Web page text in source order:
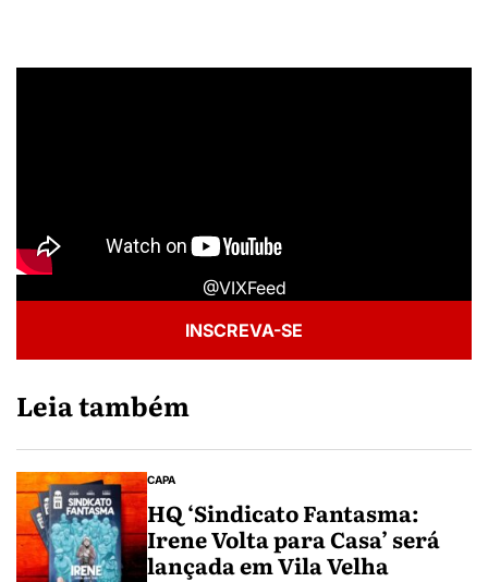
@VIXFeed
INSCREVA-SE
Leia também
CAPA
HQ ‘Sindicato Fantasma:
Irene Volta para Casa’ será
lançada em Vila Velha